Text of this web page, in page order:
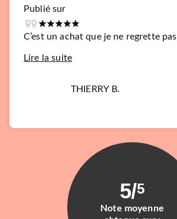
Publié sur
C’est un achat que je ne regrette pas
Lire la suite
THIERRY B.
5/5
Note moyenne